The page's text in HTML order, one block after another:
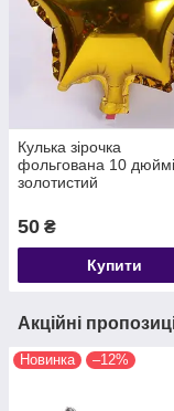
Кулька зірочка
фольгована 10
золотистий
50 ₴
Купити
Акційні
Новинка –12%